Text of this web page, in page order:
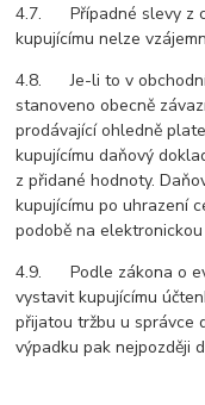
4.7. Případné slevy z
kupujícímu nelze
4.8. Je-li to v
stanoveno obecně
prodávající ohledně
kupujícímu daňový
z přidané hodnoty.
kupujícímu po uhrazení
podobě na
4.9. Podle zákona o
vystavit kupujícímu
přijatou tržbu u správce
výpadku pak nejpozději